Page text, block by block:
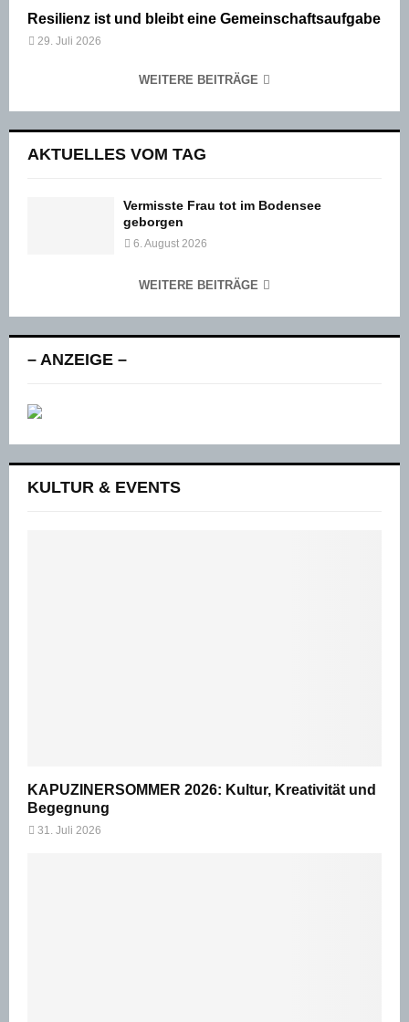
Resilienz ist und bleibt eine Gemeinschaftsaufgabe
29. Juli 2026
WEITERE BEITRÄGE
AKTUELLES VOM TAG
Vermisste Frau tot im Bodensee
geborgen
6. August 2026
WEITERE BEITRÄGE
– ANZEIGE –
KULTUR & EVENTS
KAPUZINERSOMMER 2026: Kultur, Kreativität und
Begegnung
31. Juli 2026